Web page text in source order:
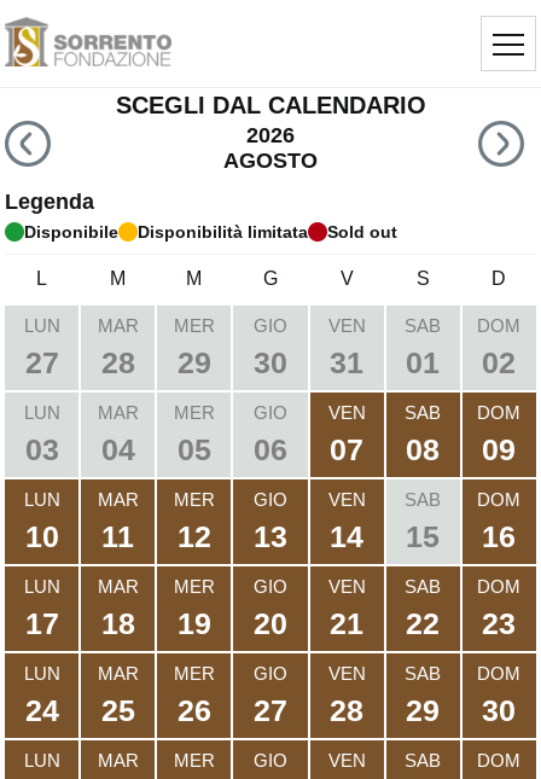
SCEGLI DAL CALENDARIO
2026
AGOSTO
Legenda
Disponibile Disponibilità limitata Sold out
L M M G V S D
LUN
27
MAR
28
MER
29
GIO
30
VEN
31
SAB
01
DOM
02
LUN
03
MAR
04
MER
05
GIO
06
VEN
07
SAB
08
DOM
09
LUN
10
MAR
11
MER
12
GIO
13
VEN
14
SAB
15
DOM
16
LUN
17
MAR
18
MER
19
GIO
20
VEN
21
SAB
22
DOM
23
LUN
24
MAR
25
MER
26
GIO
27
VEN
28
SAB
29
DOM
30
LUN MAR MER GIO VEN SAB DOM